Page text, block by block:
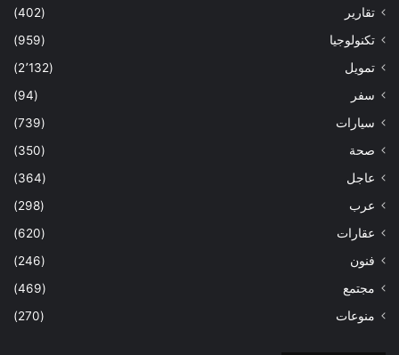
تقارير
(402)
تكنولوجيا
(959)
تمويل
(2٬132)
سفر
(94)
سيارات
(739)
صحة
(350)
عاجل
(364)
عرب
(298)
عقارات
(620)
فنون
(246)
مجتمع
(469)
منوعات
(270)